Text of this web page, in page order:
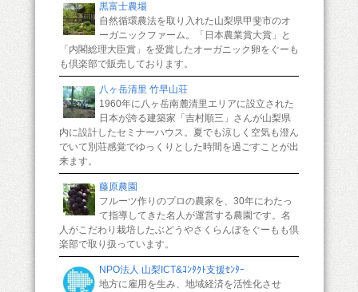
黒富士農場
自然循環農法を取り入れた山梨県甲斐市のオ
ーガニックファーム。「日本農業賞大賞」と
「内閣総理大臣賞」を受賞したオーガニック卵をぐーも
も倶楽部で販売しております。
八ヶ岳清里 竹早山荘
1960年に八ヶ岳南麓清里エリアに設立された
日本が誇る建築家「吉村順三」さんが山梨県
内に設計したセミナーハウス。夏でも涼しく空気も澄ん
でいて別荘感覚でゆっくりとした時間を過ごすことが出
来ます。
藤原農園
フルーツ作りのプロの農家を、30年にわたっ
て指導してきた名人が運営する農園です。名
人がこだわり栽培したぶどうやさくらんぼをぐーもも倶
楽部で取り扱っています。
NPO法人 山梨ICT&ｺﾝﾀｸﾄ支援ｾﾝﾀｰ
地方に雇用を生み、地域経済を活性化させ